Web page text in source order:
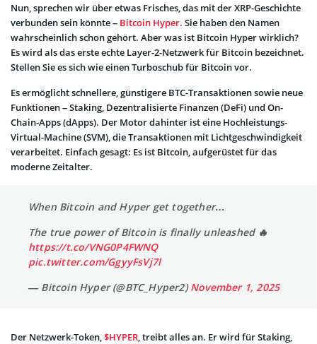
Nun, sprechen wir über etwas Frisches, das mit der XRP-Geschichte
verbunden sein könnte – Bitcoin Hyper. Sie haben den Namen
wahrscheinlich schon gehört. Aber was ist Bitcoin Hyper wirklich?
Es wird als das erste echte Layer-2-Netzwerk für Bitcoin bezeichnet.
Stellen Sie es sich wie einen Turboschub für Bitcoin vor.
Es ermöglicht schnellere, günstigere BTC-Transaktionen sowie neue
Funktionen – Staking, Dezentralisierte Finanzen (DeFi) und On-
Chain-Apps (dApps). Der Motor dahinter ist eine Hochleistungs-
Virtual-Machine (SVM), die Transaktionen mit Lichtgeschwindigkeit
verarbeitet. Einfach gesagt: Es ist Bitcoin, aufgerüstet für das
moderne Zeitalter.
When Bitcoin and Hyper get together…
The true power of Bitcoin is finally unleashed 🔥
https://t.co/VNG0P4FWNQ
pic.twitter.com/GgyyFsVj7l
— Bitcoin Hyper (@BTC_Hyper2)November 1, 2025
Der Netzwerk-Token,$HYPER, treibt alles an. Er wird für Staking,